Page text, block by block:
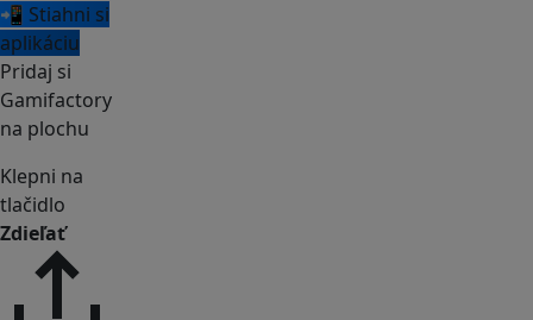
📲 Stiahni si
aplikáciu
Pridaj si
Gamifactory
na plochu
Klepni na
tlačidlo
Zdieľať